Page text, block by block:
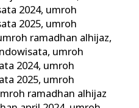
2024, umroh
2025, umroh
ramadhan alhijaz,
, umroh
2024, umroh
2025, umroh
ramadhan alhijaz